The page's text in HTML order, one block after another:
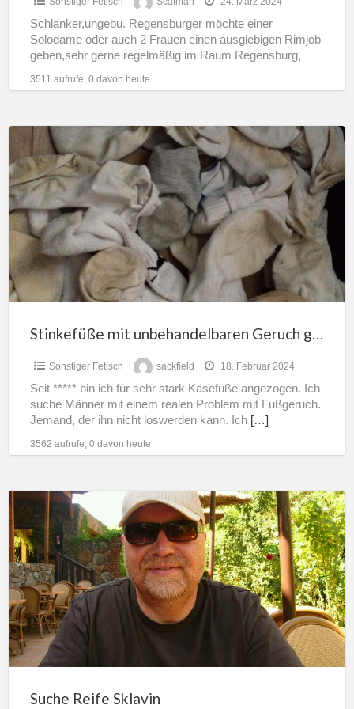
Schlanker,ungebu. Regensburger möchte einer
Solodame oder auch 2 Frauen einen ausgiebigen Rimjob
geben,sehr gerne regelmäßig im Raum Regensburg,
3511 aufrufe, 0 davon heute
Stinkefüße
mit
unbehandelbaren
Geruch
gesucht
KV
Stinkefüße mit unbehandelbaren Geruch gesucht + KV
Sonstiger Fetisch sackfield 18. Februar 2024
Seit ***** bin ich für sehr stark Käsefüße angezogen. Ich
suche Männer mit einem realen Problem mit Fußgeruch.
Jemand, der ihn nicht loswerden kann. Ich […]
3562 aufrufe, 0 davon heute
Suche
Reife
Sklavin
Suche Reife Sklavin